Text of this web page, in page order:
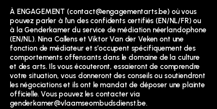
À ENGAGEMENT (contact@engagementarts.be) où vous
pouvez parler à l’un des confidents certifiés (EN/NL/FR) ou
à la Genderkamer du service de médiation néerlandophone
(EN/NL). Nina Callens et Viktor Van der Veken ont une
fonction de médiateur et s’occupent spécifiquement des
comportements offensants dans le domaine de la culture
et des arts. Ils vous écouteront, essaieront de comprendre
votre situation, vous donneront des conseils ou soutiendront
les négociations et ils ont le mandat de déposer une plainte
officielle. Vous pouvez les contacter via
genderkamer@vlaamseombudsdienst.be.